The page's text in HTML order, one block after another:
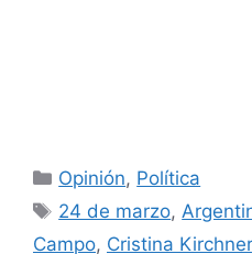
Categorías
Opinión, Política
Etiquetas
24 de marzo,
Campo, Cristina Kirchner